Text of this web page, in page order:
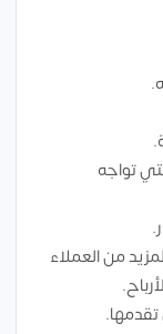
تواجه
من العملاء